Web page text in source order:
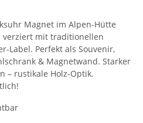
Magnet im Alpen-Hütte
verziert mit traditionellen
Label. Perfekt als Souvenir,
& Magnetwand. Starker
– rustikale Holz-Optik.